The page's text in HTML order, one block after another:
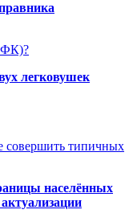
легковушек
совершить типичных
населённых